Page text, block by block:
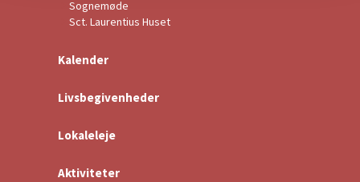
Sognemøde
Sct. Laurentius Huset
Kalender
Livsbegivenheder
Lokaleleje
Aktiviteter